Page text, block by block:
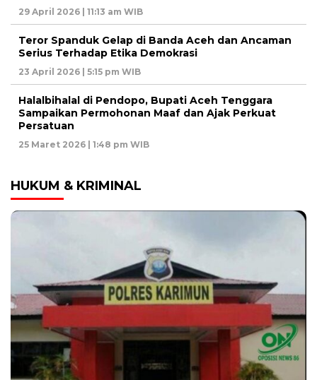
29 April 2026 | 11:13 am WIB
Teror Spanduk Gelap di Banda Aceh dan Ancaman
Serius Terhadap Etika Demokrasi
23 April 2026 | 5:15 pm WIB
Halalbihalal di Pendopo, Bupati Aceh Tenggara
Sampaikan Permohonan Maaf dan Ajak Perkuat
Persatuan
25 Maret 2026 | 1:48 pm WIB
HUKUM & KRIMINAL